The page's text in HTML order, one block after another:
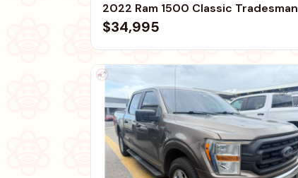
2022 Ram 1500 Classic Tradesman
$34,995